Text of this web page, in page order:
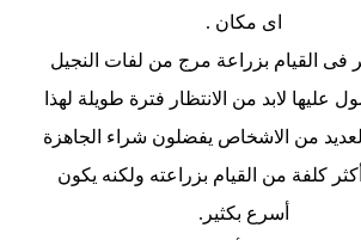
اى مكان .
فى القيام بزراعة مرج من لفات النجيل
عليها لابد من الانتظار فترة طويلة لهذا
من الاشخاص يفضلون شراء الجاهزة
كلفة من القيام بزراعته ولكنه يكون
أسرع بكثير.